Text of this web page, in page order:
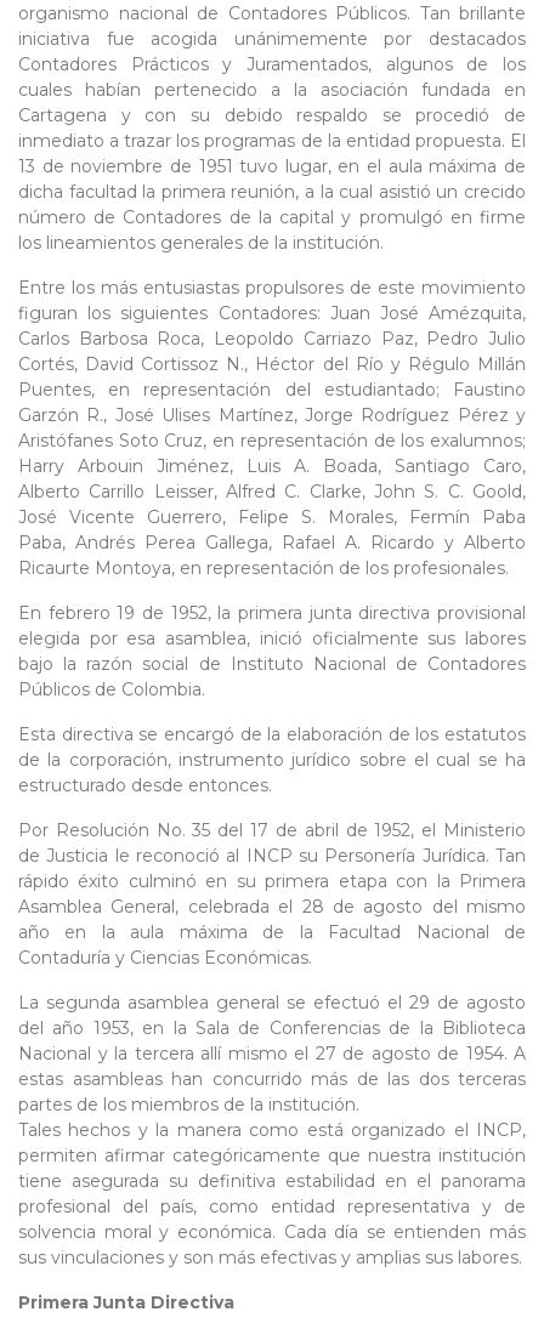
organismo nacional de Contadores Públicos. Tan brillante
iniciativa fue acogida unánimemente por destacados
Contadores Prácticos y Juramentados, algunos de los
cuales habían pertenecido a la asociación fundada en
Cartagena y con su debido respaldo se procedió de
inmediato a trazar los programas de la entidad propuesta. El
13 de noviembre de 1951 tuvo lugar, en el aula máxima de
dicha facultad la primera reunión, a la cual asistió un crecido
número de Contadores de la capital y promulgó en firme
los lineamientos generales de la institución.
Entre los más entusiastas propulsores de este movimiento
figuran los siguientes Contadores: Juan José Amézquita,
Carlos Barbosa Roca, Leopoldo Carriazo Paz, Pedro Julio
Cortés, David Cortissoz N., Héctor del Río y Régulo Millán
Puentes, en representación del estudiantado; Faustino
Garzón R., José Ulises Martínez, Jorge Rodríguez Pérez y
Aristófanes Soto Cruz, en representación de los exalumnos;
Harry Arbouin Jiménez, Luis A. Boada, Santiago Caro,
Alberto Carrillo Leisser, Alfred C. Clarke, John S. C. Goold,
José Vicente Guerrero, Felipe S. Morales, Fermín Paba
Paba, Andrés Perea Gallega, Rafael A. Ricardo y Alberto
Ricaurte Montoya, en representación de los profesionales.
En febrero 19 de 1952, la primera junta directiva provisional
elegida por esa asamblea, inició oficialmente sus labores
bajo la razón social de Instituto Nacional de Contadores
Públicos de Colombia.
Esta directiva se encargó de la elaboración de los estatutos
de la corporación, instrumento jurídico sobre el cual se ha
estructurado desde entonces.
Por Resolución No. 35 del 17 de abril de 1952, el Ministerio
de Justicia le reconoció al INCP su Personería Jurídica. Tan
rápido éxito culminó en su primera etapa con la Primera
Asamblea General, celebrada el 28 de agosto del mismo
año en la aula máxima de la Facultad Nacional de
Contaduría y Ciencias Económicas.
La segunda asamblea general se efectuó el 29 de agosto
del año 1953, en la Sala de Conferencias de la Biblioteca
Nacional y la tercera allí mismo el 27 de agosto de 1954. A
estas asambleas han concurrido más de las dos terceras
partes de los miembros de la institución.
Tales hechos y la manera como está organizado el INCP,
permiten afirmar categóricamente que nuestra institución
tiene asegurada su definitiva estabilidad en el panorama
profesional del país, como entidad representativa y de
solvencia moral y económica. Cada día se entienden más
sus vinculaciones y son más efectivas y amplias sus labores.
Primera Junta Directiva